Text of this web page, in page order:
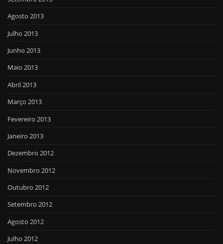
Agosto 2013
Julho 2013
Junho 2013
Maio 2013
Abril 2013
Março 2013
Fevereiro 2013
Janeiro 2013
Dezembro 2012
Novembro 2012
Outubro 2012
Setembro 2012
Agosto 2012
Julho 2012